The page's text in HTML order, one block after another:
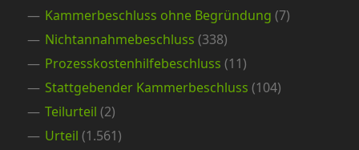
Kammerbeschluss ohne Begründung (7)
Nichtannahmebeschluss (338)
Prozesskostenhilfebeschluss (11)
Stattgebender Kammerbeschluss (104)
Teilurteil (2)
Urteil (1.561)